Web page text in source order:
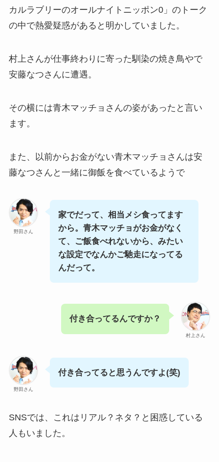
カルラブリーのオールナイトニッポン0」のトーク
の中で熱愛疑惑があると明かしていました。
村上さんが仕事終わりに寄った馴染の焼き鳥やで
安藤なつさんに遭遇。
その横には青木マッチョさんの姿があったと言い
ます。
また、以前からお金がない青木マッチョさんは安
藤なつさんと一緒に御飯を食べているようで
野田さん
家でだって、相当メシ食ってます
から。青木マッチョがお金がなく
て、ご飯食べれないから、みたい
な設定でなんかご馳走になってる
んだって。
村上さん
付き合ってるんですか？
野田さん
付き合ってると思うんですよ(笑)
SNSでは、これはリアル？ネタ？と困惑している
人もいました。